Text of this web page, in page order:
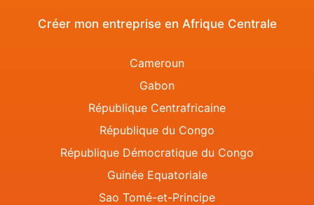
Créer mon entreprise en Afrique Centrale
Cameroun
Gabon
République Centrafricaine
République du Congo
République Démocratique du Congo
Guinée Equatoriale
Sao Tomé-et-Principe